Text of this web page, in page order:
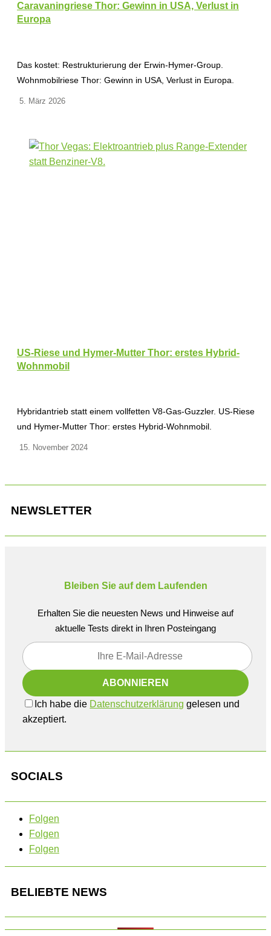
Caravaningriese Thor: Gewinn in USA, Verlust in
Europa
Das kostet: Restrukturierung der Erwin-Hymer-Group.
Wohnmobilriese Thor: Gewinn in USA, Verlust in Europa.
5. März 2026
US-Riese und Hymer-Mutter Thor: erstes Hybrid-
Wohnmobil
Hybridantrieb statt einem vollfetten V8-Gas-Guzzler. US-Riese
und Hymer-Mutter Thor: erstes Hybrid-Wohnmobil.
15. November 2024
NEWSLETTER
Bleiben Sie auf dem Laufenden
Erhalten Sie die neuesten News und Hinweise auf
aktuelle Tests direkt in Ihren Posteingang
Ich habe die Datenschutzerklärung gelesen und
akzeptiert.
SOCIALS
Folgen
Folgen
Folgen
BELIEBTE NEWS